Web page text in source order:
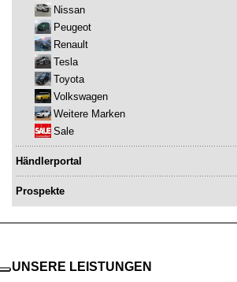
Nissan
Peugeot
Renault
Tesla
Toyota
Volkswagen
Weitere Marken
Sale
Händlerportal
Prospekte
UNSERE LEISTUNGEN